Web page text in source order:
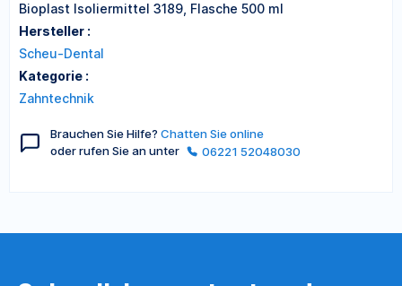
Bioplast Isoliermittel 3189, Flasche 500 ml
Hersteller :
Scheu-Dental
Kategorie :
Zahntechnik
Brauchen Sie Hilfe? Chatten Sie online
oder rufen Sie an unter
06221 52048030